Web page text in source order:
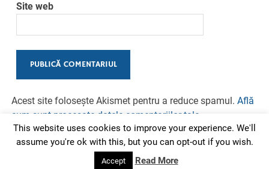
Site web
Acest site folosește Akismet pentru a reduce spamul.Află
cum sunt procesate datele comentariilor tale
Powered byWordPressandMerlin
This website uses cookies to improve your experience. We'll
assume you're ok with this, but you can opt-out if you wish.
Accept Read More